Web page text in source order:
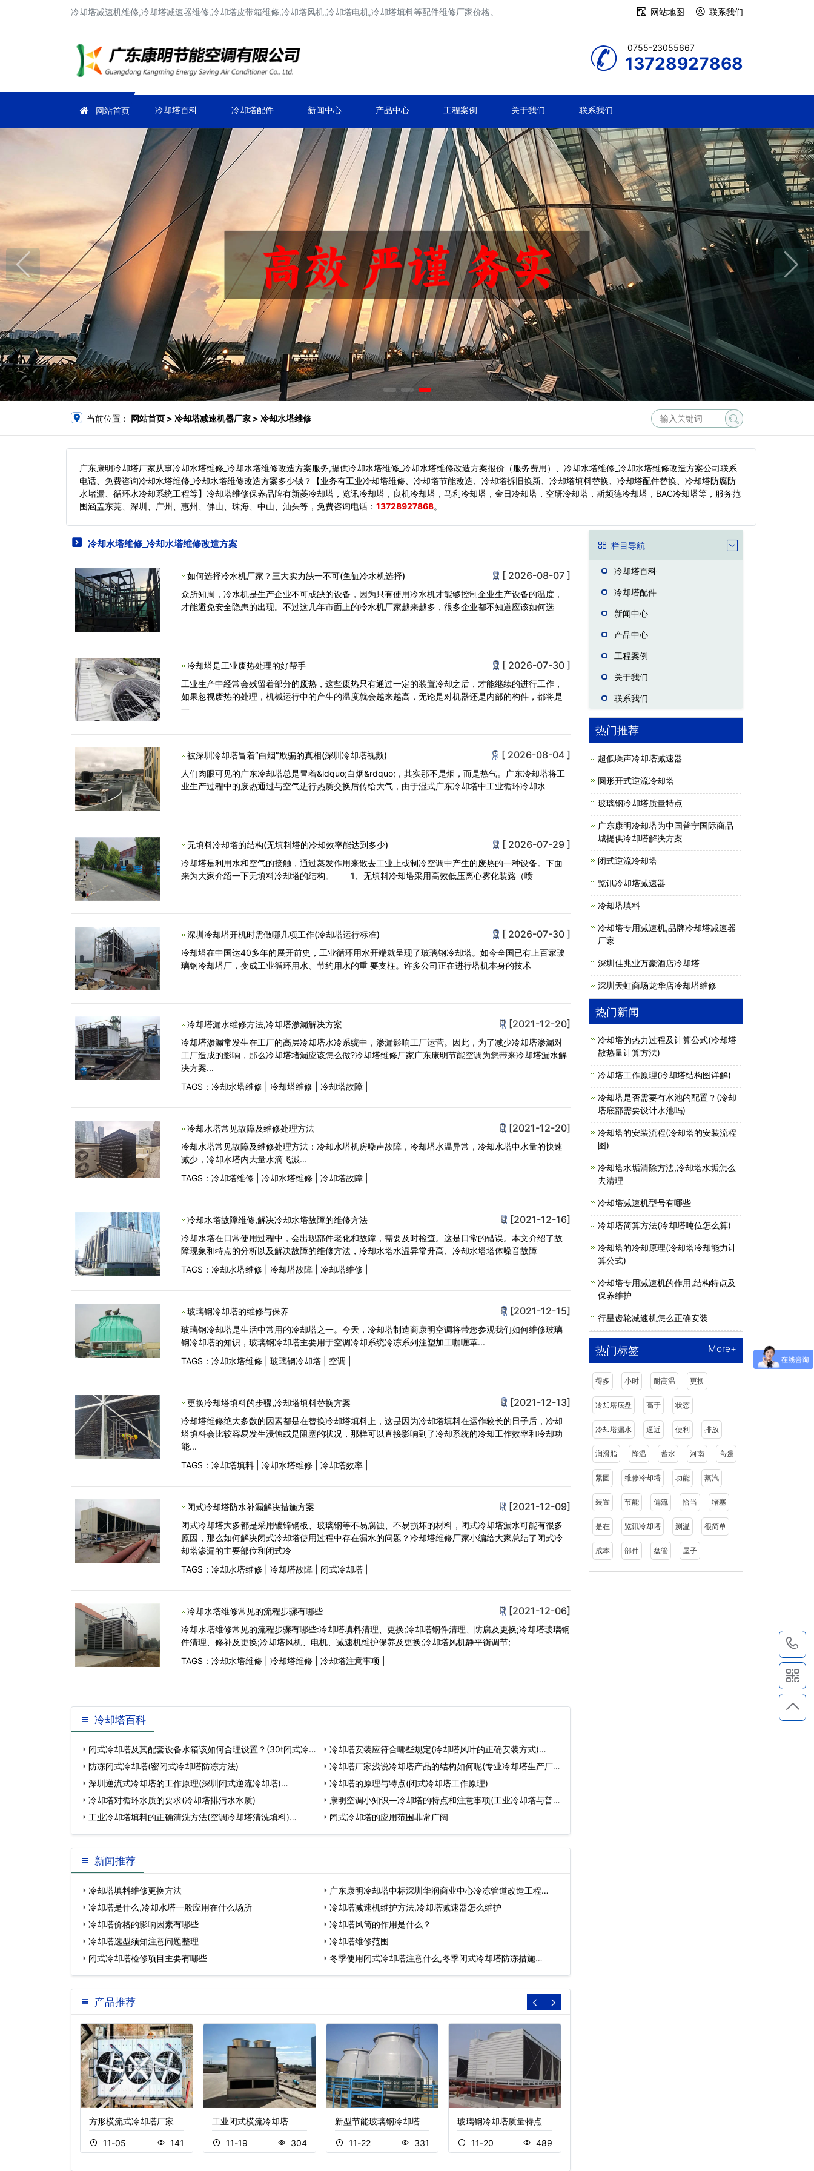
冷却塔减速机维修,冷却塔减速器维修,冷却塔皮带箱维修,冷却塔风机,冷却塔电机,冷却塔填料等配件维修厂家价格。 网站地图 联系我们
0755-23055667
13728927868
网站首页 冷却塔百科 冷却塔配件 新闻中心 产品中心 工程案例 关于我们 联系我们
当前位置： 网站首页 > 冷却塔减速机器厂家 > 冷却水塔维修
广东康明冷却塔厂家从事冷却水塔维修_冷却水塔维修改造方案服务,提供冷却水塔维修_冷却水塔维修改造方案报价（服务费用）、冷却水塔维修_冷却水塔维修改造方案公司联系
电话、免费咨询冷却水塔维修_冷却水塔维修改造方案多少钱？【业务有工业冷却塔维修、冷却塔节能改造、冷却塔拆旧换新、冷却塔填料替换、冷却塔配件替换、冷却塔防腐防
水堵漏、循环水冷却系统工程等】冷却塔维修保养品牌有新菱冷却塔，览讯冷却塔，良机冷却塔，马利冷却塔，金日冷却塔，空研冷却塔，斯频德冷却塔，BAC冷却塔等，服务范
围涵盖东莞、深圳、广州、惠州、佛山、珠海、中山、汕头等， 免费咨询电话： 13728927868。
冷却水塔维修_冷却水塔维修改造方案
如何选择冷水机厂家？三大实力缺一不可(鱼缸冷水机选择) [ 2026-08-07 ]
众所知周，冷水机是生产企业不可或缺的设备，因为只有使用冷水机才能够控制企业生产设备的温度，
才能避免安全隐患的出现。不过这几年市面上的冷水机厂家越来越多，很多企业都不知道应该如何选
冷却塔是工业废热处理的好帮手 [ 2026-07-30 ]
工业生产中经常会残留着部分的废热，这些废热只有通过一定的装置冷却之后，才能继续的进行工作，
如果忽视废热的处理，机械运行中的产生的温度就会越来越高，无论是对机器还是内部的构件，都将是
一
被深圳冷却塔冒着“白烟”欺骗的真相(深圳冷却塔视频) [ 2026-08-04 ]
人们肉眼可见的广东冷却塔总是冒着&ldquo;白烟&rdquo;，其实那不是烟，而是热气。广东冷却塔将工
业生产过程中的废热通过与空气进行热质交换后传给大气，由于湿式广东冷却塔中工业循环冷却水
无填料冷却塔的结构(无填料塔的冷却效率能达到多少) [ 2026-07-29 ]
冷却塔是利用水和空气的接触，通过蒸发作用来散去工业上或制冷空调中产生的废热的一种设备。下面
来为大家介绍一下无填料冷却塔的结构。 1、无填料冷却塔采用高效低压离心雾化装臵（喷
深圳冷却塔开机时需做哪几项工作(冷却塔运行标准) [ 2026-07-30 ]
冷却塔在中国达40多年的展开前史，工业循环用水开端就呈现了玻璃钢冷却塔。如今全国已有上百家玻
璃钢冷却塔厂，变成工业循环用水、节约用水的重 要支柱。许多公司正在进行塔机本身的技术
冷却塔漏水维修方法,冷却塔渗漏解决方案 [2021-12-20]
冷却塔渗漏常发生在工厂的高层冷却塔水冷系统中，渗漏影响工厂运营。因此，为了减少冷却塔渗漏对
工厂造成的影响，那么冷却塔堵漏应该怎么做?冷却塔维修厂家广东康明节能空调为您带来冷却塔漏水解
决方案...
TAGS： 冷却水塔维修| 冷却塔维修| 冷却塔故障|
冷却水塔常见故障及维修处理方法 [2021-12-20]
冷却水塔常见故障及维修处理方法：冷却水塔机房噪声故障，冷却塔水温异常，冷却水塔中水量的快速
减少，冷却水塔内大量水滴飞溅...
TAGS： 冷却塔维修| 冷却水塔维修| 冷却塔故障|
冷却水塔故障维修,解决冷却水塔故障的维修方法 [2021-12-16]
冷却水塔在日常使用过程中，会出现部件老化和故障，需要及时检查。这是日常的错误。本文介绍了故
障现象和特点的分析以及解决故障的维修方法，冷却水塔水温异常升高、冷却水塔塔体噪音故障
TAGS： 冷却水塔维修| 冷却塔故障| 冷却塔维修|
玻璃钢冷却塔的维修与保养 [2021-12-15]
玻璃钢冷却塔是生活中常用的冷却塔之一。今天，冷却塔制造商康明空调将带您参观我们如何维修玻璃
钢冷却塔的知识，玻璃钢冷却塔主要用于空调冷却系统冷冻系列注塑加工咖喱革...
TAGS： 冷却水塔维修| 玻璃钢冷却塔| 空调
更换冷却塔填料的步骤,冷却塔填料替换方案 [2021-12-13]
冷却塔维修绝大多数的因素都是在替换冷却塔填料上，这是因为冷却塔填料在运作较长的日子后，冷却
塔填料会比较容易发生浸蚀或是阻塞的状况，那样可以直接影响到了冷却系统的冷却工作效率和冷却功
能...
TAGS： 冷却塔填料| 冷却水塔维修| 冷却塔效率|
闭式冷却塔防水补漏解决措施方案 [2021-12-09]
闭式冷却塔大多都是采用镀锌钢板、玻璃钢等不易腐蚀、不易损坏的材料，闭式冷却塔漏水可能有很多
原因，那么如何解决闭式冷却塔使用过程中存在漏水的问题？冷却塔维修厂家小编给大家总结了闭式冷
却塔渗漏的主要部位和闭式冷
TAGS： 冷却水塔维修| 冷却塔故障| 闭式冷却塔|
冷却水塔维修常见的流程步骤有哪些 [2021-12-06]
冷却水塔维修常见的流程步骤有哪些:冷却塔填料清理、更换;冷却塔钢件清理、防腐及更换;冷却塔玻璃钢
件清理、修补及更换;冷却塔风机、电机、减速机维护保养及更换;冷却塔风机静平衡调节;
TAGS： 冷却水塔维修| 冷却塔维修| 冷却塔注意事项
冷却塔百科
闭式冷却塔及其配套设备水箱该如何合理设置？(30t闭式冷却
塔配水箱)…
冷却塔安装应符合哪些规定(冷却塔风叶的正确安装方式)…
防冻闭式冷却塔(密闭式冷却塔防冻方法)
冷却塔厂家浅说冷却塔产品的结构如何呢(专业冷却塔生产厂家
联系电话)…
深圳逆流式冷却塔的工作原理(深圳闭式逆流冷却塔)…
冷却塔的原理与特点(闭式冷却塔工作原理)
冷却塔对循环水质的要求(冷却塔排污水水质)
康明空调小知识—冷却塔的特点和注意事项(工业冷却塔与普通
冷却塔的区…
工业冷却塔填料的正确清洗方法(空调冷却塔清洗填料)… 闭式冷却塔的应用范围非常广阔
新闻推荐
冷却塔填料维修更换方法
广东康明冷却塔中标深圳华润商业中心冷冻管道改造工程…
冷却塔是什么,冷却水塔一般应用在什么场所
冷却塔减速机维护方法,冷却塔减速器怎么维护
冷却塔价格的影响因素有哪些
冷却塔风筒的作用是什么？
冷却塔选型须知注意问题整理
冷却塔维修范围
闭式冷却塔检修项目主要有哪些
冬季使用闭式冷却塔注意什么,冬季闭式冷却塔防冻措施…
产品推荐
方形横流式冷却塔厂家
11-05 141
工业闭式横流冷却塔
11-19 304
新型节能玻璃钢冷却塔
11-22 331
玻璃钢冷却塔质量特点
11-20 489
栏目导航
冷却塔百科
冷却塔配件
新闻中心
产品中心
工程案例
关于我们
联系我们
热门推荐
超低噪声冷却塔减速器
圆形开式逆流冷却塔
玻璃钢冷却塔质量特点
广东康明冷却塔为中国普宁国际商品
城提供冷却塔解决方案
闭式逆流冷却塔
览讯冷却塔减速器
冷却塔填料
冷却塔专用减速机,品牌冷却塔减速器
厂家
深圳佳兆业万豪酒店冷却塔
深圳天虹商场龙华店冷却塔维修
热门新闻
冷却塔的热力过程及计算公式(冷却塔
散热量计算方法)
冷却塔工作原理(冷却塔结构图详解)
冷却塔是否需要有水池的配置？(冷却
塔底部需要设计水池吗)
冷却塔的安装流程(冷却塔的安装流程
图)
冷却塔水垢清除方法,冷却塔水垢怎么
去清理
冷却塔减速机型号有哪些
冷却塔简算方法(冷却塔吨位怎么算)
冷却塔的冷却原理(冷却塔冷却能力计
算公式)
冷却塔专用减速机的作用,结构特点及
保养维护
行星齿轮减速机怎么正确安装
热门标签 More+
得多 小时 耐高温 更换
冷却塔底盘 高于 状态
冷却塔漏水 逼近 便利 排放
润滑脂 降温 蓄水 河南 高强
紧固 维修冷却塔 功能 蒸汽
装置 节能 偏流 恰当 堵塞
是在 览讯冷却塔 测温 很简单
成本 部件 盘管 屋子